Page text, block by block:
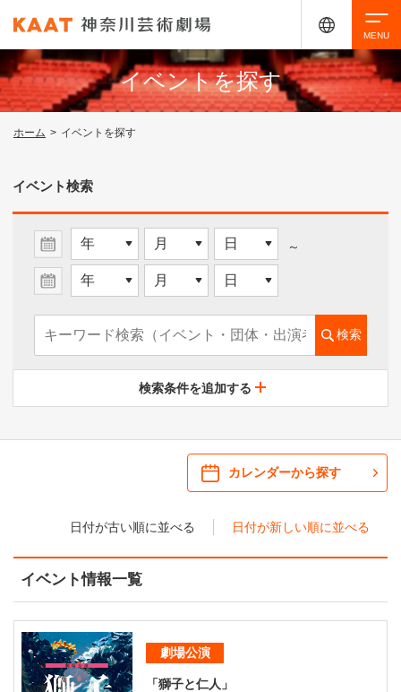
イベントを探す
・ イベント一覧
・ イベントカレンダー
・ 館内サービス・アクセシビリティ
・ 交通案内
・ よくある質問
KAATについて
・ ミッション
・ 芸術監督
・ 施設概要
KAAT 神奈川芸術劇場
SNS
検索
イベントを探す
ホーム > イベントを探す
イベント検索
～
検索
検索条件を追加する
カレンダーから探す
日付が古い順に並べる 日付が新しい順に並べる
イベント情報一覧
劇場公演
「獅子と仁人」